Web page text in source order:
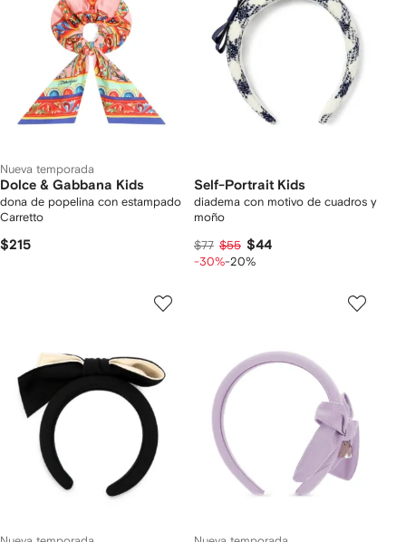
Nueva temporada
Dolce & Gabbana Kids
dona de popelina con estampado
Carretto
$215
Self-Portrait Kids
diadema con motivo de cuadros y
moño
$77 $55 $44
-30%-20%